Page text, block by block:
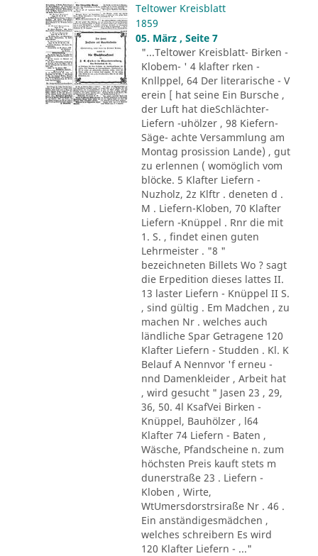
Teltower Kreisblatt
1859
05. März , Seite 7
"...Teltower Kreisblatt- Birken -
Klobem- ' 4 klafter rken -
Knllppel, 64 Der literarische - V
erein [ hat seine Ein Bursche ,
der Luft hat dieSchlächter-
Liefern -uhölzer , 98 Kiefern-
Säge- achte Versammlung am
Montag prosission Lande) , gut
zu erlennen ( womöglich vom
blöcke. 5 Klafter Liefern -
Nuzholz, 2z Klftr . deneten d .
M . Liefern-Kloben, 70 Klafter
Liefern -Knüppel . Rnr die mit
1. S. , findet einen guten
Lehrmeister . "8 "
bezeichneten Billets Wo ? sagt
die Erpedition dieses lattes II.
13 laster Liefern - Knüppel II S.
, sind gültig . Em Madchen , zu
machen Nr . welches auch
ländliche Spar Getragene 120
Klafter Liefern - Studden . Kl. K
Belauf A Nennvor 'f erneu -
nnd Damenkleider , Arbeit hat
, wird gesucht " Jasen 23 , 29,
36, 50. 4l KsafVei Birken -
Knüppel, Bauhölzer , l64
Klafter 74 Liefern - Baten ,
Wäsche, Pfandscheine n. zum
höchsten Preis kauft stets m
dunerstraße 23 . Liefern -
Kloben , Wirte,
WtUmersdorstrsiraße Nr . 46 .
Ein anständigesmädchen ,
welches schreibern Es wird
120 Klafter Liefern - ..."